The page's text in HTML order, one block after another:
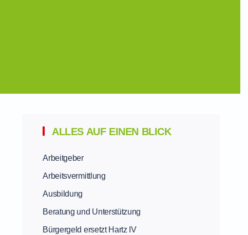
ALLES AUF EINEN BLICK
Arbeitgeber
Arbeitsvermittlung
Ausbildung
Beratung und Unterstützung
Bürgergeld ersetzt Hartz IV